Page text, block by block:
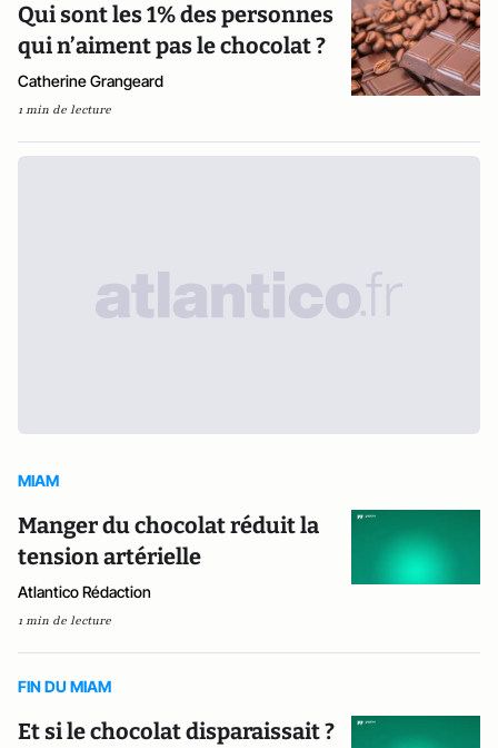
Qui sont les 1% des personnes
qui n’aiment pas le chocolat ?
Catherine Grangeard
1 min de lecture
MIAM
Manger du chocolat réduit la
tension artérielle
Atlantico Rédaction
1 min de lecture
FIN DU MIAM
Et si le chocolat disparaissait ?